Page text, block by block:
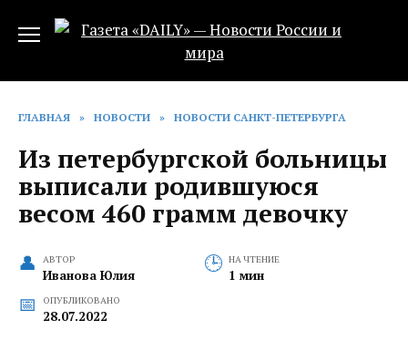
ГЛАВНАЯ » НОВОСТИ » НОВОСТИ САНКТ-ПЕТЕРБУРГА
Из петербургской больницы
выписали родившуюся
весом 460 грамм девочку
АВТОР
Иванова Юлия
НА ЧТЕНИЕ
1 мин
ОПУБЛИКОВАНО
28.07.2022